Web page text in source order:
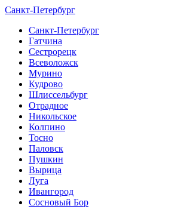
Санкт-Петербург
Санкт-Петербург
Гатчина
Сестрорецк
Всеволожск
Мурино
Кудрово
Шлиссельбург
Отрадное
Никольское
Колпино
Тосно
Паловск
Пушкин
Вырица
Луга
Ивангород
Сосновый Бор